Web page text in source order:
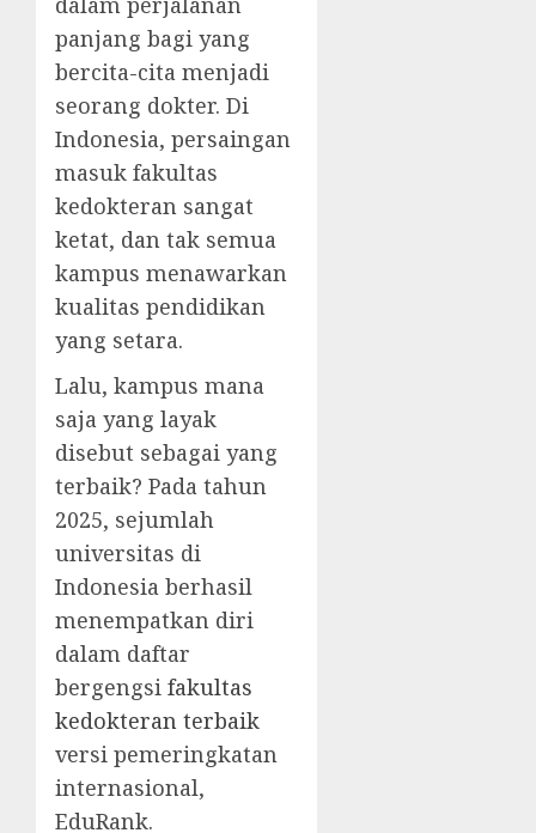
panjang bagi yang
bercita-cita menjadi
seorang dokter. Di
Indonesia, persaingan
masuk fakultas
kedokteran sangat
ketat, dan tak semua
kampus menawarkan
kualitas pendidikan
yang setara.
Lalu, kampus mana
saja yang layak
disebut sebagai yang
terbaik? Pada tahun
2025, sejumlah
universitas di
Indonesia berhasil
menempatkan diri
dalam daftar
bergengsi fakultas
kedokteran terbaik
versi pemeringkatan
internasional,
EduRank.